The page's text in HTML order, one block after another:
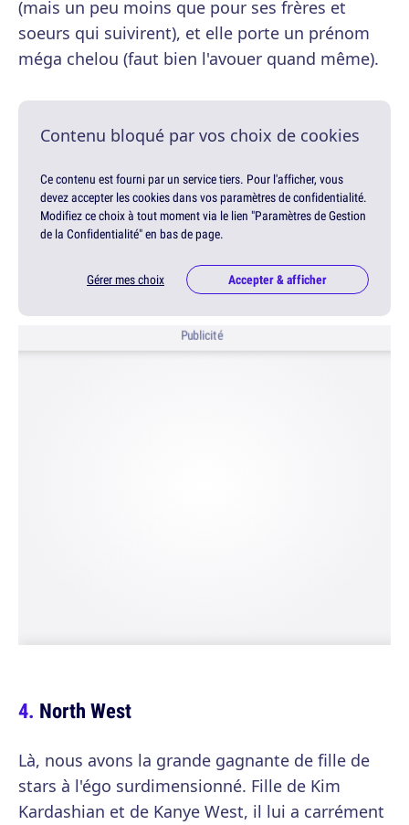
(mais un peu moins que pour ses frères et
soeurs qui suivirent), et elle porte un prénom
méga chelou (faut bien l'avouer quand même).
Contenu bloqué par vos choix de cookies
Ce contenu est fourni par un service tiers. Pour l'afficher, vous
devez accepter les cookies dans vos paramètres de confidentialité.
Modifiez ce choix à tout moment via le lien "Paramètres de Gestion
de la Confidentialité" en bas de page.
Gérer mes choix Accepter & afficher
Publicité
North West
Là, nous avons la grande gagnante de fille de
stars à l'égo surdimensionné. Fille de Kim
Kardashian et de Kanye West, il lui a carrément